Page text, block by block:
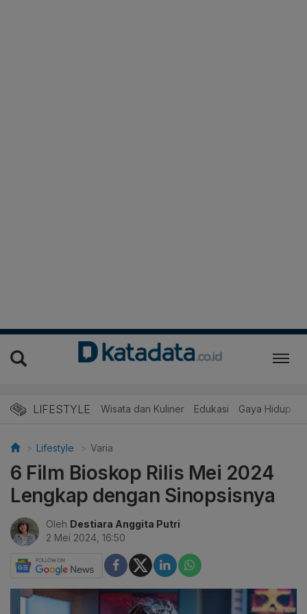
LIFESTYLE Wisata dan Kuliner Edukasi Gaya Hidup
Lifestyle Varia
6 Film Bioskop Rilis Mei 2024
Lengkap dengan Sinopsisnya
Oleh Destiara Anggita Putri
2 Mei 2024, 16:50